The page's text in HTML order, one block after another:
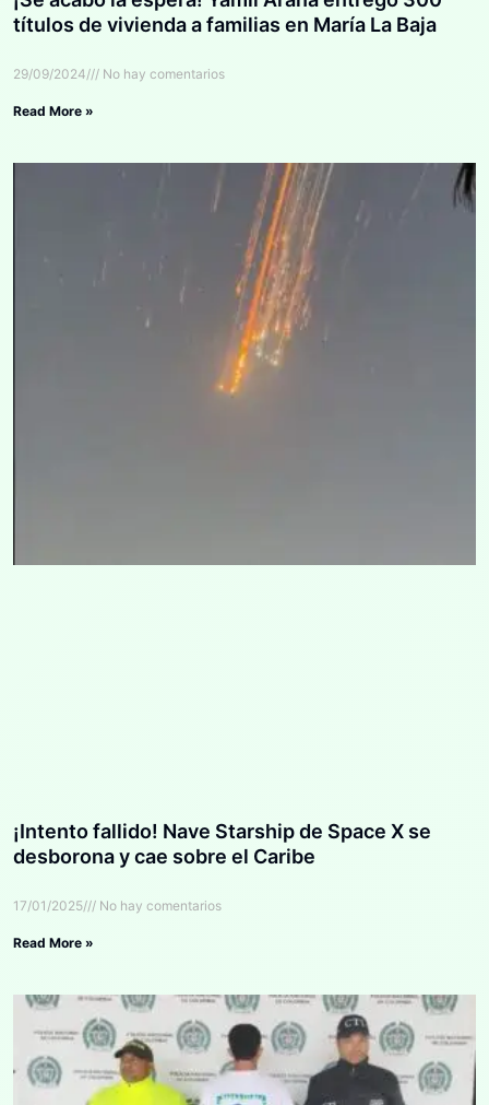
títulos de vivienda a familias en María La Baja
29/09/2024 No hay comentarios
Read More »
¡Intento fallido! Nave Starship de Space X se
desborona y cae sobre el Caribe
17/01/2025 No hay comentarios
Read More »